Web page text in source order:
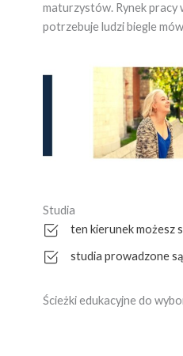
maturzystów. Rynek pracy
potrzebuje ludzi biegle
Studia
ten kierunek możesz
studia prowadzone
Ścieżki edukacyjne do